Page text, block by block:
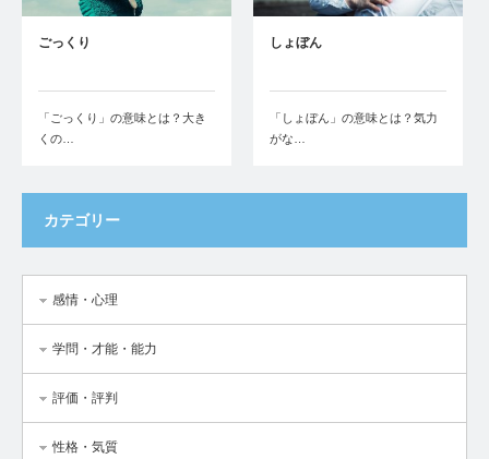
ごっくり
「ごっくり」の意味とは？大き
くの…
しょぼん
「しょぼん」の意味とは？気力
がな…
カテゴリー
感情・心理
学問・才能・能力
評価・評判
性格・気質